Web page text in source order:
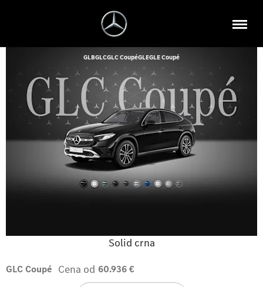
Solid crna
GLBGLCGLC CoupéGLEGLE Coupé
GLC Coupé Cena od 60.936 €